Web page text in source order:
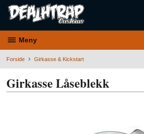
Meny
Forside Girkasse & Kickstart
Girkasse Låseblekk